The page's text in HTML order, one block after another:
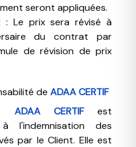
seront appliquées.
: Le prix sera révisé à
du contrat par
de révision de prix
de ADAA CERTIF
ADAA CERTIFest
l'indemnisation des
par le Client. Elle est